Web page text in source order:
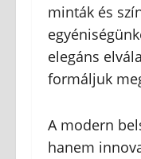
minták és
elegáns
formáljuk
A modern
hanem